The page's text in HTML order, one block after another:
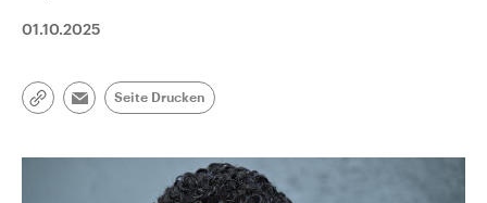
01.10.2025
Link
Email
Seite Drucken